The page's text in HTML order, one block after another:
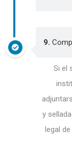
9.
Si el
y
legal